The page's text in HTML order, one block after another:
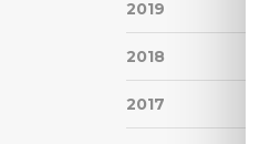
2019
2018
2017